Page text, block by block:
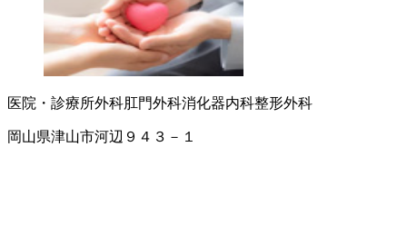
医院・診療所外科肛門外科消化器内科整形外科
岡山県津山市河辺９４３－１